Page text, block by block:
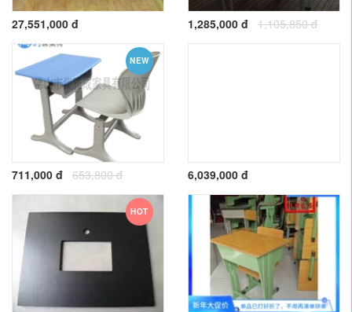
27,551,000 đ 1,285,000 đ 1,105,850 đ
NEW
711,000 đ 653,800 đ 6,039,000 đ
HOT